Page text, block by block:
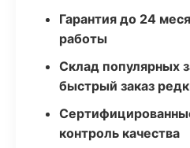
Гарантия до 24
работы
Склад популярных
быстрый заказ
контроль качества